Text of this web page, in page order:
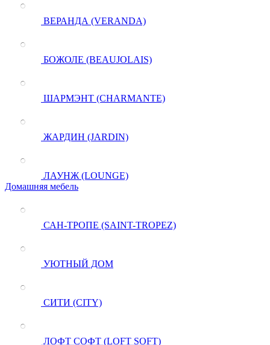
ВЕРАНДА (VERANDA)
БОЖОЛЕ (BEAUJOLAIS)
ШАРМЭНТ (CHARMANTE)
ЖАРДИН (JARDIN)
ЛАУНЖ (LOUNGE)
Домашняя мебель
САН-ТРОПЕ (SAINT-TROPEZ)
УЮТНЫЙ ДОМ
СИТИ (CITY)
ЛОФТ СОФТ (LOFT SOFT)